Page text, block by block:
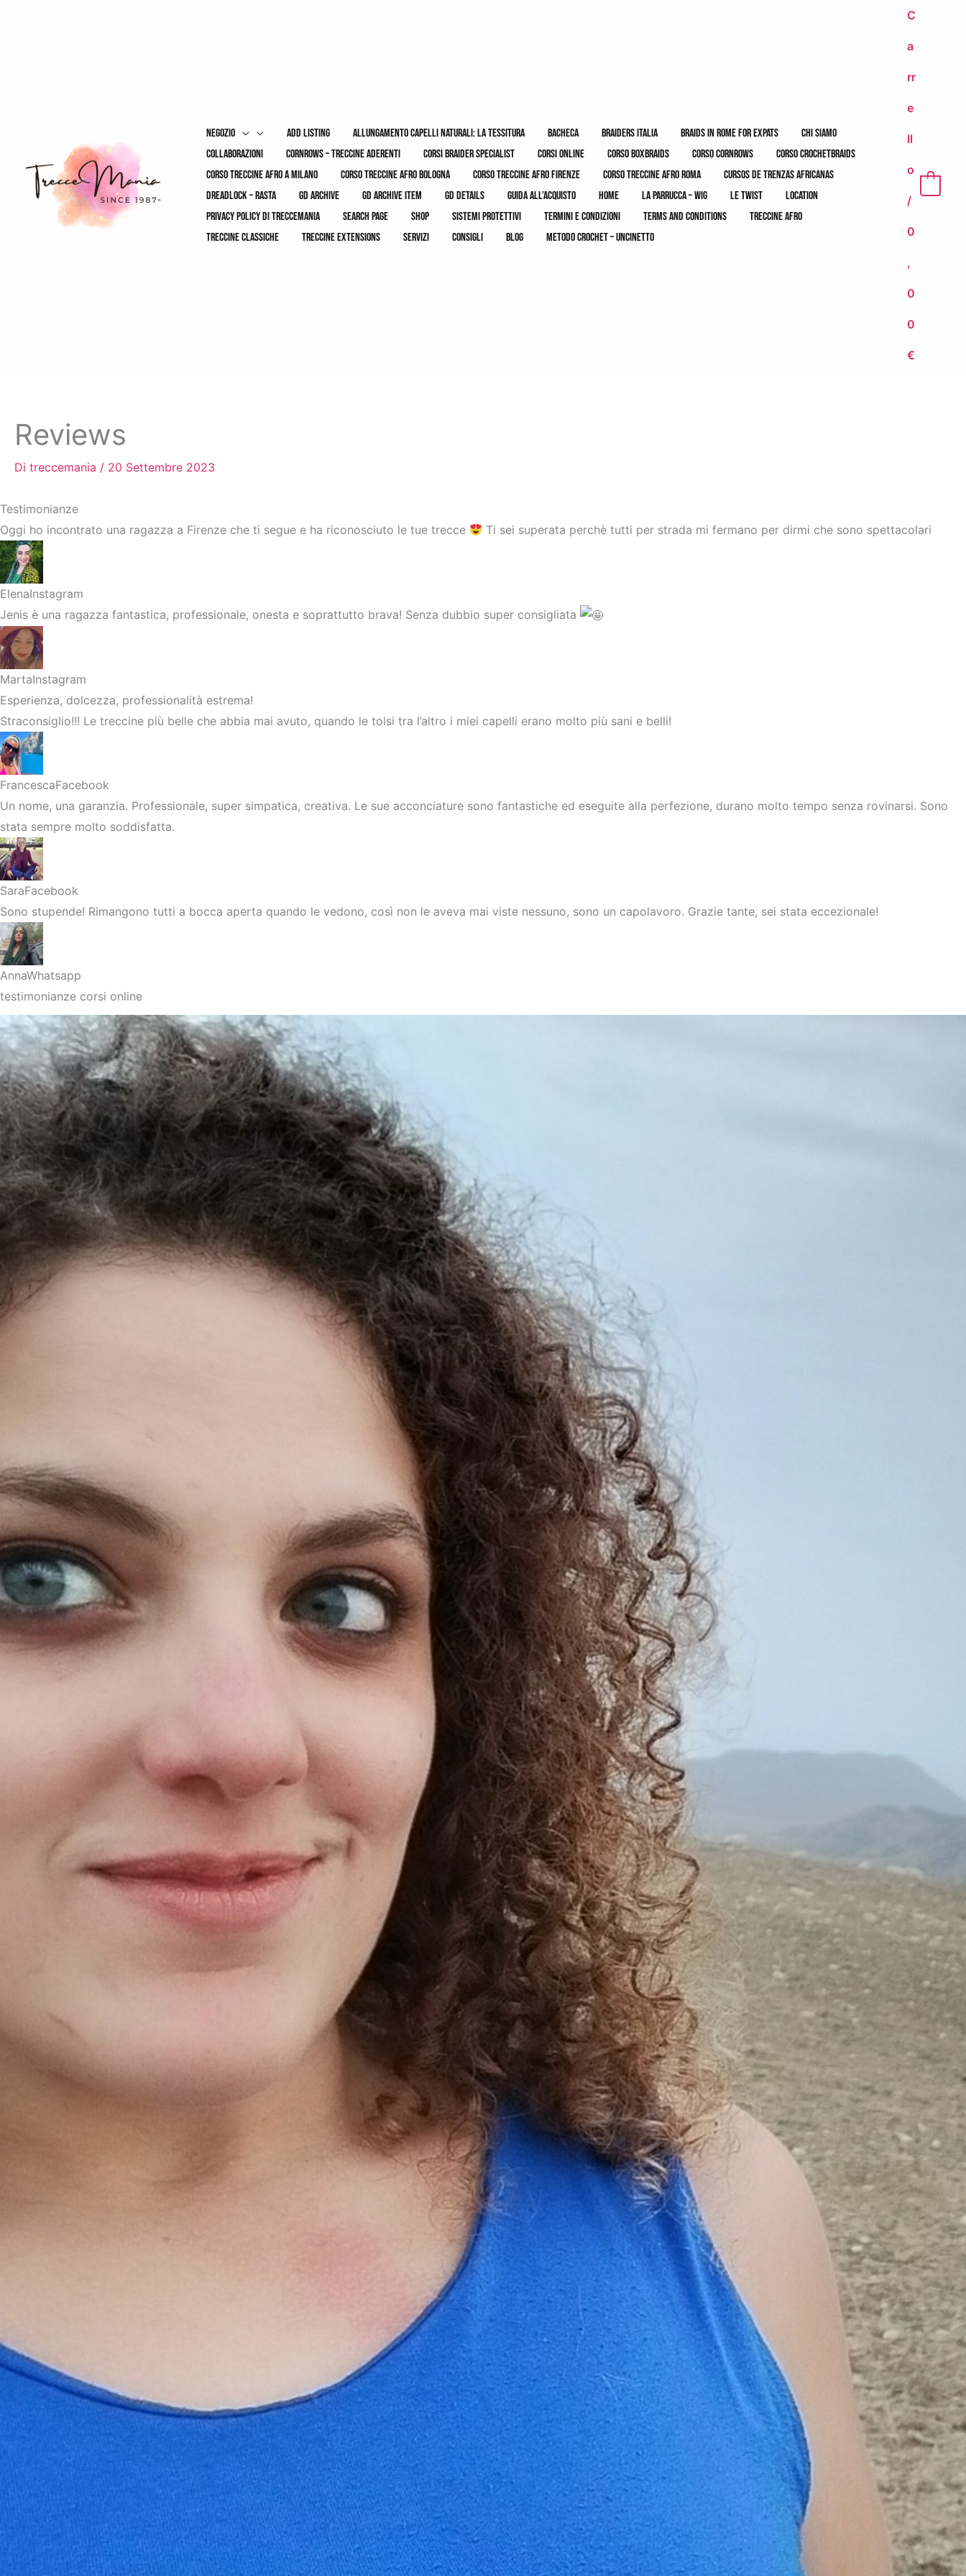
negozio add listing allungamento capelli naturali: la tessitura bacheca braiders italia braids in rome for expats
chi siamo
collaborazioni
cornrows – treccine aderenti corsi braider specialist corsi online corso boxbraids corso cornrows
corso crochetbraids
corso treccine afro a milano
corso treccine afro bologna corso treccine afro firenze corso treccine afro roma
cursos de trenzas africanas
dreadlock – rasta
gd archive gd archive item gd details guida all’acquisto home la parrucca – wig le twist
location
privacy policy di treccemania
search page shop sistemi protettivi termini e condizioni terms and conditions
treccine afro
treccine classiche
treccine extensions servizi consigli blog metodo crochet – uncinetto
C
a
rr
e
ll
o
/
0
,
0
0
€
Reviews
Di treccemania / 20 Settembre 2023
Testimonianze
Oggi ho incontrato una ragazza a Firenze che ti segue e ha riconosciuto le tue trecce
Ti sei superata perchè tutti per strada mi fermano per dirmi che sono spettacolari
ElenaInstagram
Jenis è una ragazza fantastica, professionale, onesta e soprattutto brava! Senza dubbio super consigliata
MartaInstagram
Esperienza, dolcezza, professionalità estrema!
Straconsiglio!!! Le treccine più belle che abbia mai avuto, quando le tolsi tra l’altro i miei capelli erano molto più sani e belli!
FrancescaFacebook
Un nome, una garanzia. Professionale, super simpatica, creativa. Le sue acconciature sono fantastiche ed eseguite alla perfezione, durano molto tempo senza rovinarsi. Sono
stata sempre molto soddisfatta.
SaraFacebook
Sono stupende! Rimangono tutti a bocca aperta quando le vedono, così non le aveva mai viste nessuno, sono un capolavoro. Grazie tante, sei stata eccezionale!
AnnaWhatsapp
testimonianze corsi online